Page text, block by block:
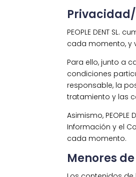
PEOPLE DENT
cada momento, y
Para ello, junto a
condiciones
responsable, la
tratamiento y las
Asimismo,
Información y el
cada momento.
Menores